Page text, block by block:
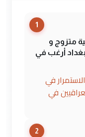
1
متزوج و
أرغب في
في
العراقيين في
2